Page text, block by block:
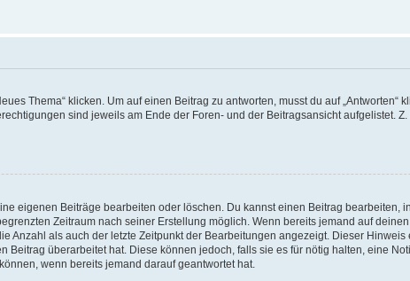
Thema“ klicken. Um auf einen Beitrag zu antworten, musst du auf „Antworten“
sind jeweils am Ende der Foren- und der Beitragsansicht aufgelistet. Z.
eigenen Beiträge bearbeiten oder löschen. Du kannst einen Beitrag bearbeiten,
Zeitraum nach seiner Erstellung möglich. Wenn bereits jemand auf
Anzahl als auch der letzte Zeitpunkt der Bearbeitungen angezeigt. Dieser
Beitrag überarbeitet hat. Diese können jedoch, falls sie es für nötig halten, eine
wenn bereits jemand darauf geantwortet hat.